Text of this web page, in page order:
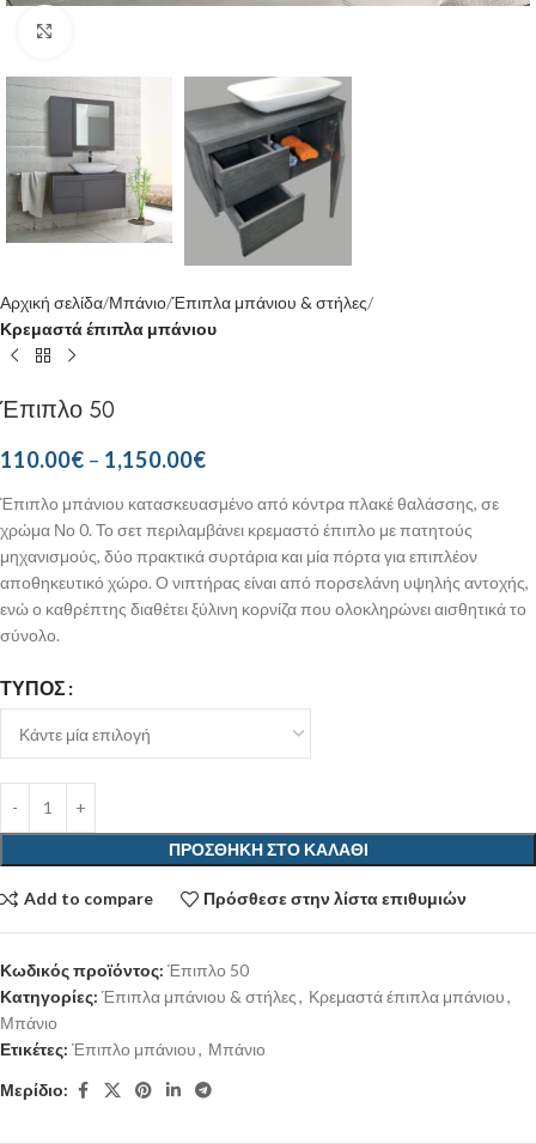
Αρχική σελίδα Μπάνιο Έπιπλα μπάνιου & στήλες
Κρεμαστά έπιπλα μπάνιου
Έπιπλο 50
110.00€ – 1,150.00€
Έπιπλο μπάνιου κατασκευασμένο από κόντρα πλακέ θαλάσσης, σε
χρώμα Νο 0. Το σετ περιλαμβάνει κρεμαστό έπιπλο με πατητούς
μηχανισμούς, δύο πρακτικά συρτάρια και μία πόρτα για επιπλέον
αποθηκευτικό χώρο. Ο νιπτήρας είναι από πορσελάνη υψηλής αντοχής,
ενώ ο καθρέπτης διαθέτει ξύλινη κορνίζα που ολοκληρώνει αισθητικά το
σύνολο.
ΤΎΠΟΣ
ΠΡΟΣΘΉΚΗ ΣΤΟ ΚΑΛΆΘΙ
Add to compare Πρόσθεσε στην λίστα επιθυμιών
Κωδικός προϊόντος: Έπιπλο 50
Κατηγορίες: Έπιπλα μπάνιου & στήλες, Κρεμαστά έπιπλα μπάνιου,
Μπάνιο
Ετικέτες: Έπιπλο μπάνιου, Μπάνιο
Μερίδιο: